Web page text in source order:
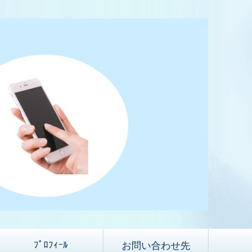
ﾌﾟﾛﾌｨｰﾙ お問い合わせ先